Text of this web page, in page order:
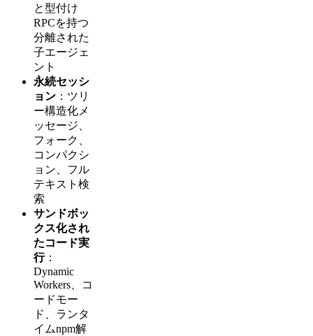
と型付け
RPCを持つ
分離された
子エージェ
ント
永続セッシ
ョン ：ツリ
ー構造化メ
ッセージ、
フォーク、
コンパクシ
ョン、フル
テキスト検
索
サンドボッ
クス化され
たコード実
行：
Dynamic
Workers、コ
ードモー
ド、ランタ
イムnpm解